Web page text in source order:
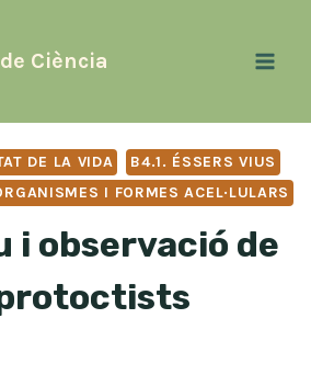
Ciència
DE LA VIDA
B4.1. ÉSSERS VIUS
I FORMES ACEL·LULARS
i observació de